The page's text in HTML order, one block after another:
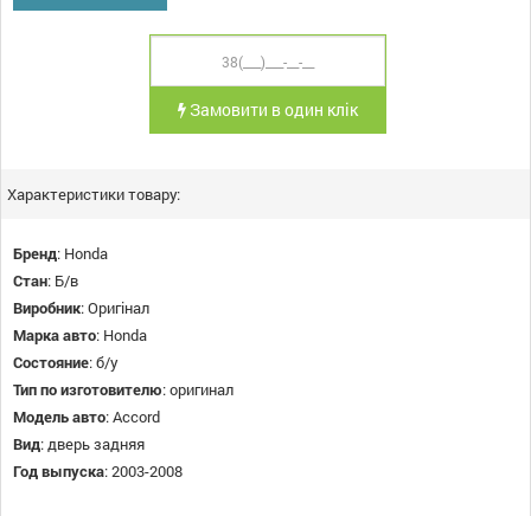
Замовити в один клік
Характеристики товару:
Бренд: Honda
Стан: Б/в
Виробник:Оригінал
Марка авто: Honda
Состояние:б/у
Тип по изготовителю:оригинал
Модель авто:Accord
Вид:дверь задняя
Год выпуска:2003-2008